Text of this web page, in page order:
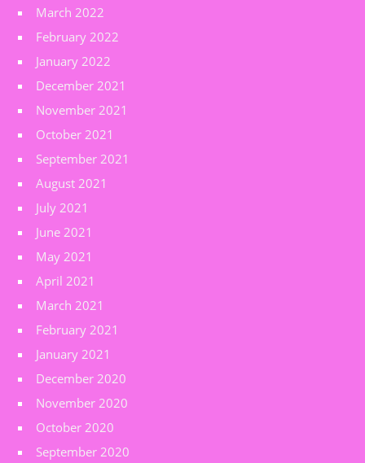
March 2022
February 2022
January 2022
December 2021
November 2021
October 2021
September 2021
August 2021
July 2021
June 2021
May 2021
April 2021
March 2021
February 2021
January 2021
December 2020
November 2020
October 2020
September 2020